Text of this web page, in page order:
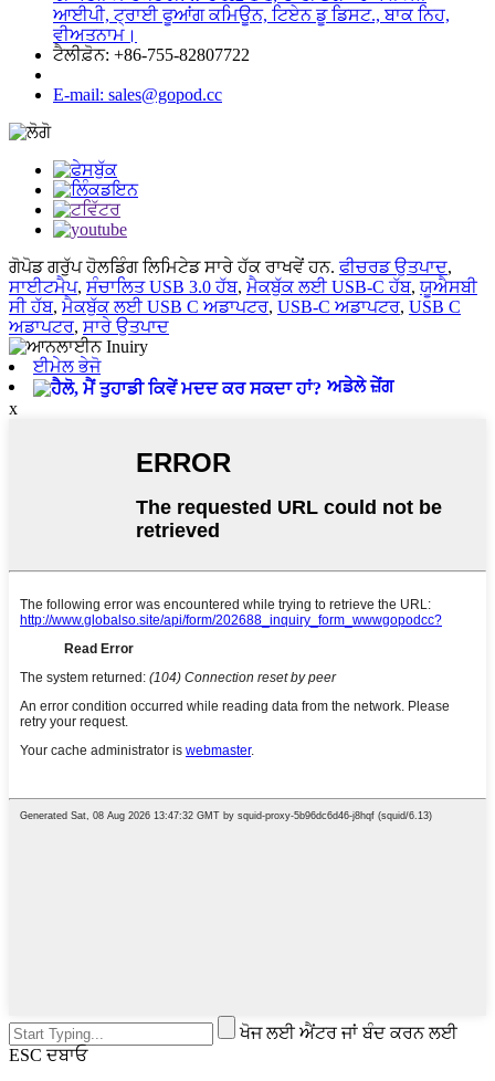
ਆਈਪੀ, ਟ੍ਰਾਈ ਫੂਆਂਗ ਕਮਿਊਨ, ਟਿਏਨ ਡੂ ਡਿਸਟ., ਬਾਕ ਨਿਹ,
ਵੀਅਤਨਾਮ।
ਟੈਲੀਫ਼ੋਨ: +86-755-82807722
E-mail: sales@gopod.cc
ਗੋਪੋਡ ਗਰੁੱਪ ਹੋਲਡਿੰਗ ਲਿਮਿਟੇਡ ਸਾਰੇ ਹੱਕ ਰਾਖਵੇਂ ਹਨ. ਫੀਚਰਡ ਉਤਪਾਦ,
ਸਾਈਟਮੈਪ, ਸੰਚਾਲਿਤ USB 3.0 ਹੱਬ, ਮੈਕਬੁੱਕ ਲਈ USB-C ਹੱਬ, ਯੂਐਸਬੀ
ਸੀ ਹੱਬ, ਮੈਕਬੁੱਕ ਲਈ USB C ਅਡਾਪਟਰ, USB-C ਅਡਾਪਟਰ, USB C
ਅਡਾਪਟਰ, ਸਾਰੇ ਉਤਪਾਦ
ਈਮੇਲ ਭੇਜੋ
ਅਡੇਲੇ ਜ਼ੇਂਗ
x
ਖੋਜ ਲਈ ਐਂਟਰ ਜਾਂ ਬੰਦ ਕਰਨ ਲਈ
ESC ਦਬਾਓ